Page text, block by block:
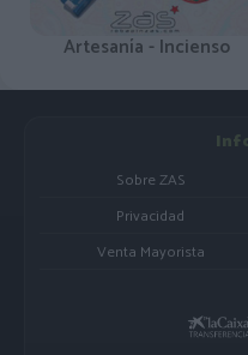
Artesanía - Incienso
Sobre ZAS
Privacidad
Venta Mayorista